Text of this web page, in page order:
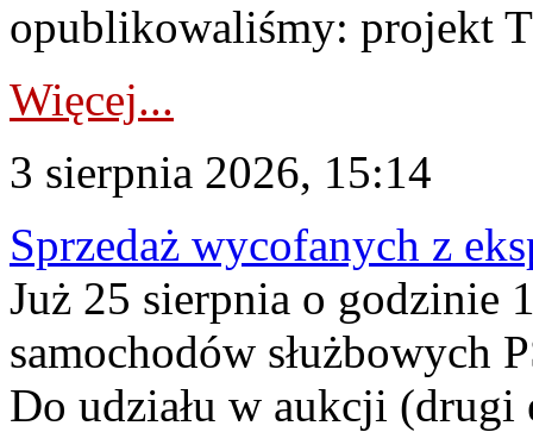
opublikowaliśmy: projekt
Więcej...
3 sierpnia 2026, 15:14
Sprzedaż wycofanych z
Już 25 sierpnia o godzinie
samochodów służbowych
Do udziału w aukcji (drugi